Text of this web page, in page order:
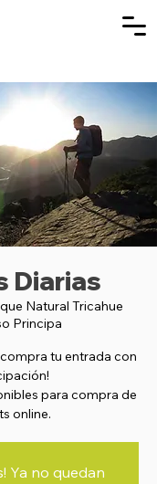
Diarias
Natural Tricahue
Principa
tu entrada con
para compra de
online.
Ya no quedan